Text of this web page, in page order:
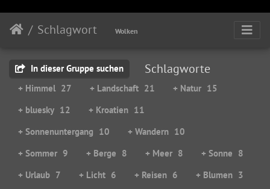
Schlagwort Wolken
In dieser Gruppe suchen Schlagworte
+ Himmel 27 + Landschaft 21 + Natur 15
+ bluesky 12 + Kroatien 11
+ Sonnenuntergang 10 + Wandern 10
+ Sommer 9 + Berge 8 + Meer 8 + Sonne 8
+ Urlaub 7 + Licht 6 + Reisen 6 + Blumen 3